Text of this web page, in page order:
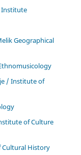
Institute
Geographical
/ Institute of
of Culture
History